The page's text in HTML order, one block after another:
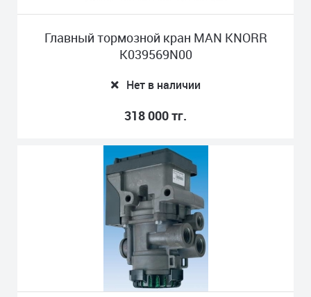
Главный тормозной кран MAN KNORR
K039569N00
Нет в наличии
318 000 тг.